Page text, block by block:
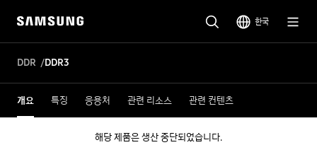
한국
DDR DDR3
개요 특징 응용처 관련 리소스 관련 컨텐츠
해당 제품은 생산 중단되었습니다.